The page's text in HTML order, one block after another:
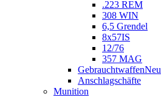
.223 REM
308 WIN
6,5 Grendel
8x57IS
12/76
357 MAG
GebrauchtwaffenNeu
Anschlagschäfte
Munition